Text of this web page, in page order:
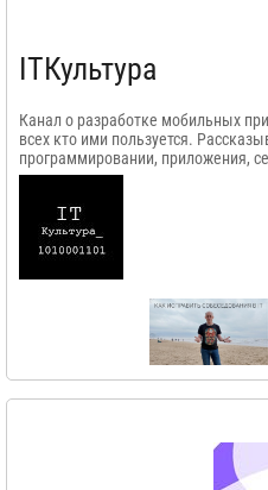
ITКультура
Канал о разработке мобильных
всех кто ими пользуется.
программировании, приложения,